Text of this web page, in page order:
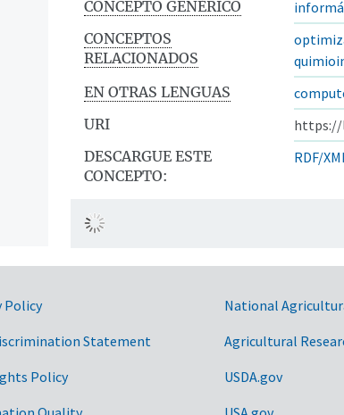
CONCEPTO GENÉRICO
CONCEPTOS
RELACIONADOS
EN OTRAS LENGUAS
URI
https://
DESCARGUE ESTE
CONCEPTO:
RDF/
Policy
Statement
Policy
National
Agricultural
USDA.gov